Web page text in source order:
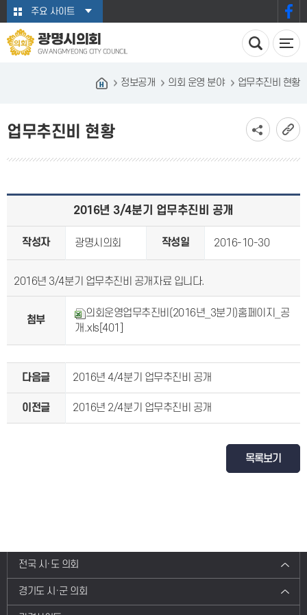
본문바로가기주요 사이트
광명시의회
GWANGMYEONG CITY COUNCIL
정보공개 의회 운영 분야 업무추진비 현황
업무추진비 현황
2016년 3/4분기 업무추진비 공개
작성자 광명시의회 작성일 2016-10-30
2016년 3/4분기 업무추진비 공개자료 입니다.
첨부
의회운영업무추진비(2016년_3분기)홈페이지_공
개.xls [401]
다음글 2016년 4/4분기 업무추진비 공개
이전글 2016년 2/4분기 업무추진비 공개
목록보기
전국 시·도 의회
경기도 시·군 의회